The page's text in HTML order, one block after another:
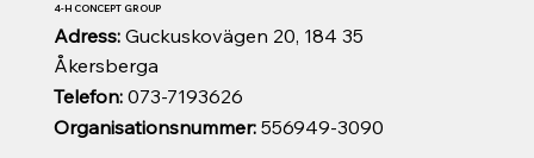
Organisationsnummer:556949-3090
Telefon:073-7193626
Adress: Guckuskovägen 20, 184 35
Åkersberga
4-H CONCEPT GROUP